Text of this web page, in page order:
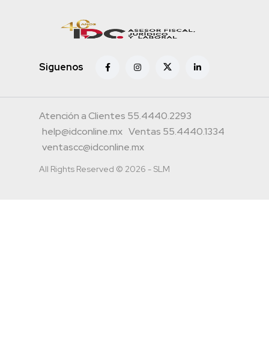
Siguenos
Atención a Clientes 55.4440.2293
help@idconline.mx Ventas 55.4440.1334
ventascc@idconline.mx
All Rights Reserved © 2026 - SLM